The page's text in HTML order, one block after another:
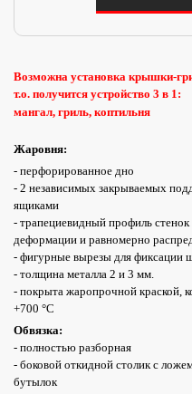
Возможна установка крышки-
т.о. получится устройство 3 в 1:
мангал, гриль, коптильня
Жаровня:
- перфорированное дно
- 2 независимых закрываемых
ящиками
- трапециевидный профиль
деформации и равномерно
- фигурные вырезы для фиксации
- толщина металла 2 и 3 мм.
- покрыта жаропрочной краской,
+700 °C
Обвязка:
- полностью разборная
- боковой откидной столик с
бутылок